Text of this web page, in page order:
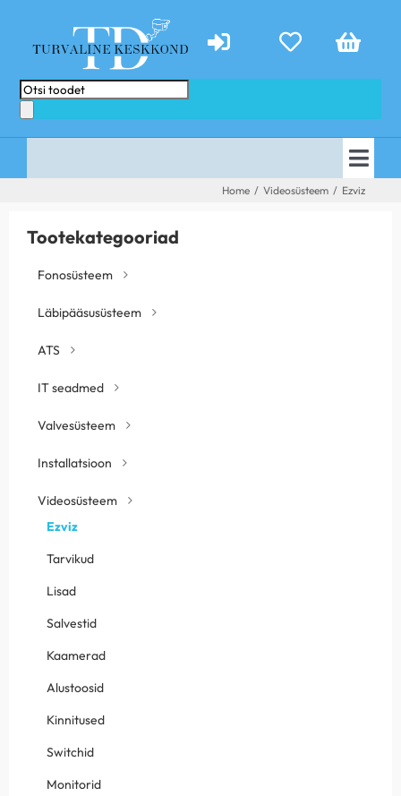
content
Products
search
PAKKUMISED
TEENUSED
TEHTUD TÖÖD
UUDISED
Home / Videosüsteem / Ezviz
Tootekategooriad
Fonosüsteem
Läbipääsusüsteem
ATS
IT seadmed
Valvesüsteem
Installatsioon
Videosüsteem
Ezviz
Tarvikud
Lisad
Salvestid
Kaamerad
Alustoosid
Kinnitused
Switchid
Monitorid